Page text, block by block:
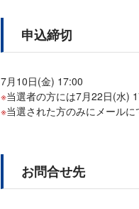
申込締切
7月10日(金) 17:00
当選者の方には7月22日(水)
当選された方のみにメール
お問合せ先